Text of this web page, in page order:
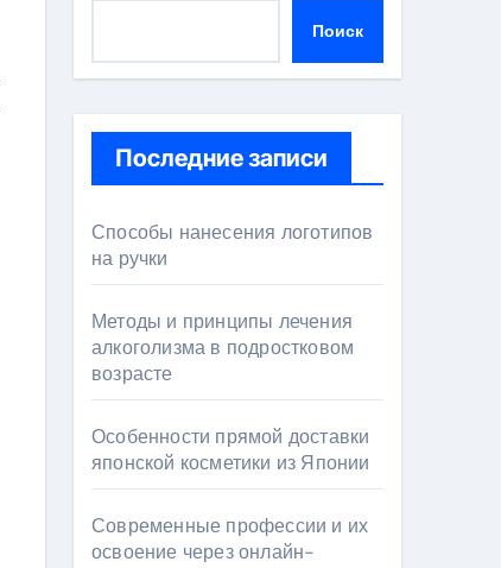
Поиск
Последние записи
Способы нанесения логотипов
на ручки
Методы и принципы лечения
алкоголизма в подростковом
возрасте
Особенности прямой доставки
японской косметики из Японии
Современные профессии и их
освоение через онлайн-